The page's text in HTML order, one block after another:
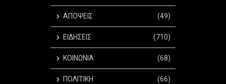
ΑΠΟΨΕΙΣ (49)
ΕΙΔΗΣΕΙΣ (710)
ΚΟΙΝΩΝΙΑ (68)
ΠΟΛΙΤΙΚΗ (66)